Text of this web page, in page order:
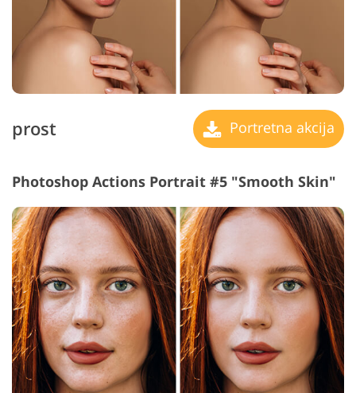
prost Portretna akcija
Photoshop Actions Portrait #5 "Smooth Skin"